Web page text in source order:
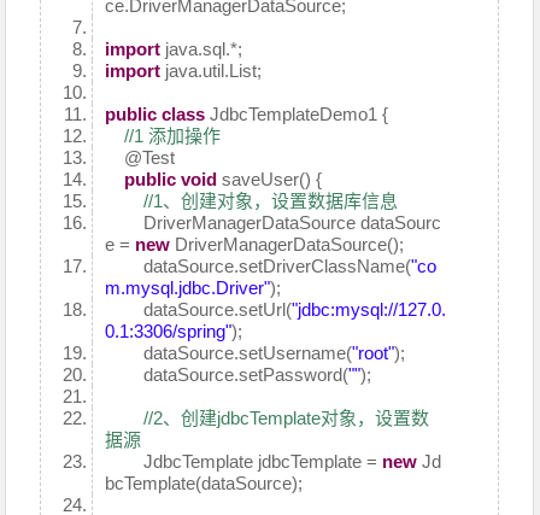
ce.DriverManagerDataSource;
import java.sql.*;
import java.util.List;
public class JdbcTemplateDemo1 {
//1 添加操作
@Test
public void saveUser() {
//1、创建对象，设置数据库信息
DriverManagerDataSource dataSourc
e = new DriverManagerDataSource();
dataSource.setDriverClassName("co
m.mysql.jdbc.Driver");
dataSource.setUrl("jdbc:mysql://127.0.
0.1:3306/spring");
dataSource.setUsername("root");
dataSource.setPassword("");
//2、创建jdbcTemplate对象，设置数
据源
JdbcTemplate jdbcTemplate = new Jd
bcTemplate(dataSource);